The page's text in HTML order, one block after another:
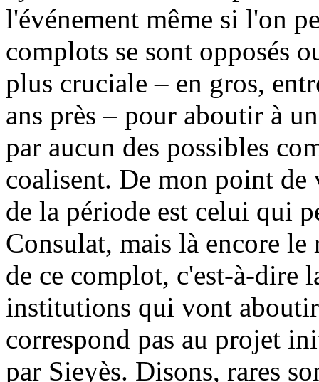
l'événement même si l'on
complots se sont opposés
plus cruciale – en gros,
ans près – pour aboutir à
par aucun des possibles
coalisent. De mon point
de la période est celui qui
Consulat, mais là encore
de ce complot, c'est-à-dire
institutions qui vont
correspond pas au projet
par Sieyès. Disons, rares